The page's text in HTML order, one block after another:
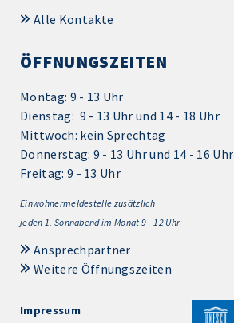
Alle Kontakte
ÖFFNUNGSZEITEN
Montag: 9 - 13 Uhr
Dienstag: 9 - 13 Uhr und 14 - 18 Uhr
Mittwoch: kein Sprechtag
Donnerstag: 9 - 13 Uhr und 14 - 16 Uhr
Freitag: 9 - 13 Uhr
Einwohnermeldestelle zusätzlich
jeden 1. Sonnabend im Monat 9 - 12 Uhr
Ansprechpartner
Weitere Öffnungszeiten
Impressum